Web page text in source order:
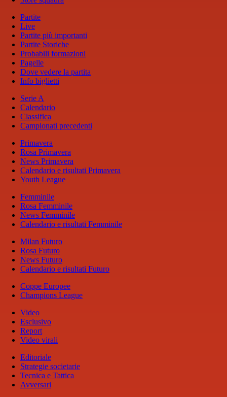
Partite
Live
Partite più importanti
Partite Storiche
Probabili formazioni
Pagelle
Dove vedere la partita
Info biglietti
Serie A
Calendario
Classifica
Campionati precedenti
Primavera
Rosa Primavera
News Primavera
Calendario e risultati Primavera
Youth League
Femminile
Rosa Femminile
News Femminile
Calendario e risultati Femminile
Milan Futuro
Rosa Futuro
News Futuro
Calendario e risultati Futuro
Coppe Europee
Champions League
Video
Esclusivo
Report
Video virali
Editoriale
Strategie societarie
Tecnica e Tattica
Avversari